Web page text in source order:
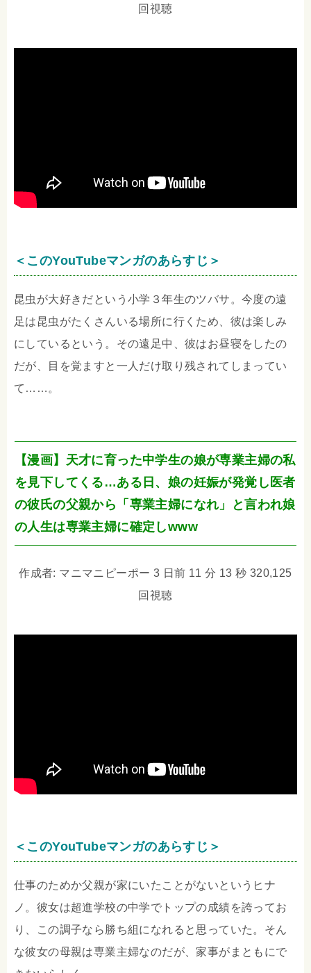
回視聴
＜このYouTubeマンガのあらすじ＞
昆虫が大好きだという小学３年生のツバサ。今度の遠
足は昆虫がたくさんいる場所に行くため、彼は楽しみ
にしているという。その遠足中、彼はお昼寝をしたの
だが、目を覚ますと一人だけ取り残されてしまってい
て……。
【漫画】天才に育った中学生の娘が専業主婦の私
を見下してくる…ある日、娘の妊娠が発覚し医者
の彼氏の父親から「専業主婦になれ」と言われ娘
の人生は専業主婦に確定しwww
作成者: マニマニピーポー 3 日前 11 分 13 秒 320,125
回視聴
＜このYouTubeマンガのあらすじ＞
仕事のためか父親が家にいたことがないというヒナ
ノ。彼女は超進学校の中学でトップの成績を誇ってお
り、この調子なら勝ち組になれると思っていた。そん
な彼女の母親は専業主婦なのだが、家事がまともにで